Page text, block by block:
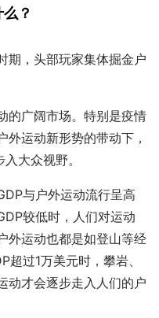
？
期，头部玩家集体掘金户
的广阔市场。特别是疫情
运动新形势的带动下，
大众视野。
与户外运动流行呈高
较低时，人们对运动
外运动也都是如登山等经
过1万美元时，攀岩、
动才会逐步走入人们的户